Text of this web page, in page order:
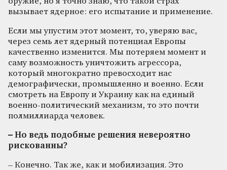
вызывает ядерное: его испытание и применение.
Если мы упустим этот момент, то, уверяю вас,
через семь лет ядерный потенциал Европы
качественно изменится. Мы потеряем момент и
саму возможность уничтожить агрессора,
который многократно превосходит нас
демографически, промышленно и военно. Если
смотреть на Европу и Украину как на единый
военно-политический механизм, то это почти
полмиллиарда человек.
– Но ведь подобные решения невероятно
рискованны?
– Конечно. Так же, как и мобилизация. Это